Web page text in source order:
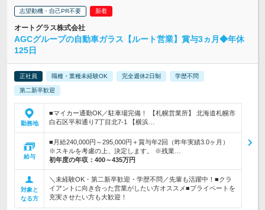
志望動機・自己PR不要
オートグラス株式会社
AGCグループの自動車ガラス【ルート営業】賞与3ヵ月◆年休
125日
正社員 職種・業種未経験OK 完全週休2日制 学歴不問
第二新卒歓迎
勤務地
■マイカー通勤OK／駐車場完備！ 【札幌営業所】 北海道札幌市
白石区平和通り7丁目北7-1 【横浜…
給与
■月給240,000円～295,000円＋賞与年2回（昨年実績3.0ヶ月）
※スキルを考慮の上、決定します。 ※残業…
初年度の年収： 400～435万円
対象と
なる方
＼未経験OK・第二新卒歓迎・学歴不問／先輩も活躍中！■クラ
イアントに向き合った営業がしたい方オススメ■プライベートを
充実させたい方も大歓迎！